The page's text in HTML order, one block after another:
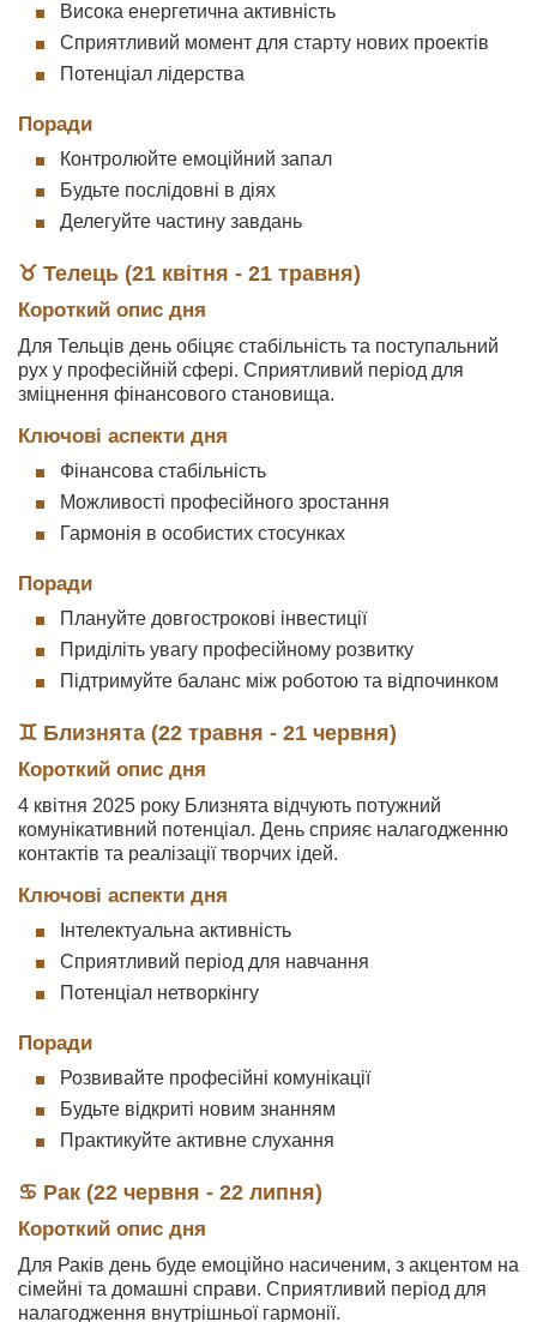
Висока енергетична активність
Сприятливий момент для старту нових проектів
Потенціал лідерства
Поради
Контролюйте емоційний запал
Будьте послідовні в діях
Делегуйте частину завдань
♉ Телець (21 квітня - 21 травня)
Короткий опис дня
Для Тельців день обіцяє стабільність та поступальний
рух у професійній сфері. Сприятливий період для
зміцнення фінансового становища.
Ключові аспекти дня
Фінансова стабільність
Можливості професійного зростання
Гармонія в особистих стосунках
Поради
Плануйте довгострокові інвестиції
Приділіть увагу професійному розвитку
Підтримуйте баланс між роботою та відпочинком
♊ Близнята (22 травня - 21 червня)
Короткий опис дня
4 квітня 2025 року Близнята відчують потужний
комунікативний потенціал. День сприяє налагодженню
контактів та реалізації творчих ідей.
Ключові аспекти дня
Інтелектуальна активність
Сприятливий період для навчання
Потенціал нетворкінгу
Поради
Розвивайте професійні комунікації
Будьте відкриті новим знанням
Практикуйте активне слухання
♋ Рак (22 червня - 22 липня)
Короткий опис дня
Для Раків день буде емоційно насиченим, з акцентом на
сімейні та домашні справи. Сприятливий період для
налагодження внутрішньої гармонії.